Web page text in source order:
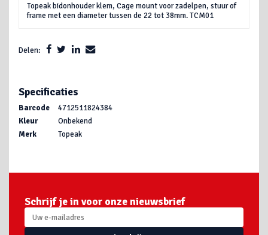
Topeak bidonhouder klem, Cage mount voor zadelpen, stuur of
frame met een diameter tussen de 22 tot 38mm. TCM01
Delen:
Specificaties
Barcode
4712511824384
Kleur
Onbekend
Merk
Topeak
Schrijf je in voor onze nieuwsbrief